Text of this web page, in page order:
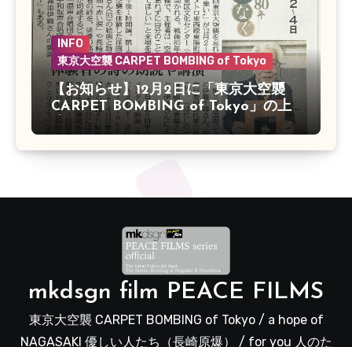
INFO
東京大空襲 CARPET BOMBING of Tokyo
【お知らせ】12月2日に「東京大空襲
CARPET BOMBING of Tokyo」の上
映会があります
mkdsgn film PEACE FILMS
東京大空襲 CARPET BOMBING of Tokyo / a hope of
NAGASAKI 優しい人たち（長崎原爆） / for you 人のた